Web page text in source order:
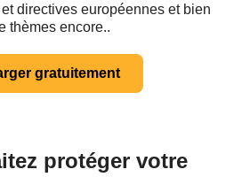
directives européennes et bien
thèmes encore..
gratuitement
protéger votre